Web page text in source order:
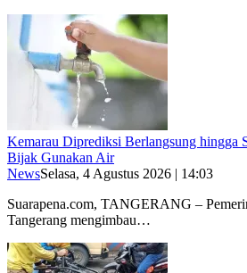
Kemarau Diprediksi Berlangsung hingga
Bijak Gunakan Air
NewsSelasa, 4 Agustus 2026 | 14:03
Suarapena.com, TANGERANG –
Tangerang mengimbau…